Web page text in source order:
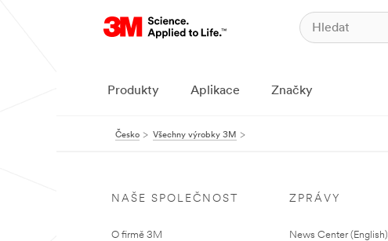
Produkty Aplikace Značky
Česko Všechny výrobky 3M
NAŠE SPOLEČNOST
O firmě 3M
ZPRÁVY
News Center (English)